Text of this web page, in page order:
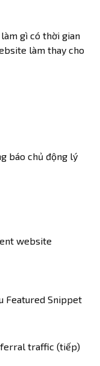
gì có thời gian
làm thay cho
báo chủ động lý
website
Featured Snippet
traffic (tiếp)